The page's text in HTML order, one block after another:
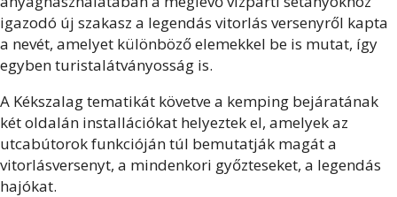
igazodó új szakasz a legendás vitorlás versenyről kapta
a nevét, amelyet különböző elemekkel be is mutat, így
egyben turistalátványosság is.
A Kékszalag tematikát követve a kemping bejáratának
két oldalán installációkat helyeztek el, amelyek az
utcabútorok funkcióján túl bemutatják magát a
vitorlásversenyt, a mindenkori győzteseket, a legendás
hajókat.